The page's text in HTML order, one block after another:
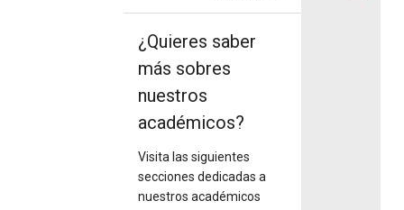
¿Quieres saber
más sobres
nuestros
académicos?
Visita las siguientes
secciones dedicadas a
nuestros académicos